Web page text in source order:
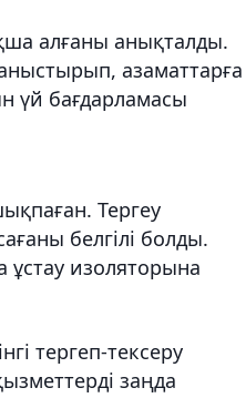
алғаны анықталды.
азаматтарға
үй бағдарламасы
Тергеу
белгілі болды.
ұстау изоляторына
тергеп-тексеру
заңда